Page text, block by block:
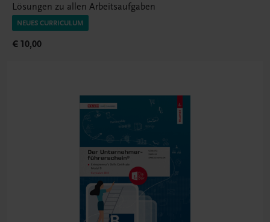
Lösungen zu allen Arbeitsaufgaben
NEUES CURRICULUM
€ 10,00